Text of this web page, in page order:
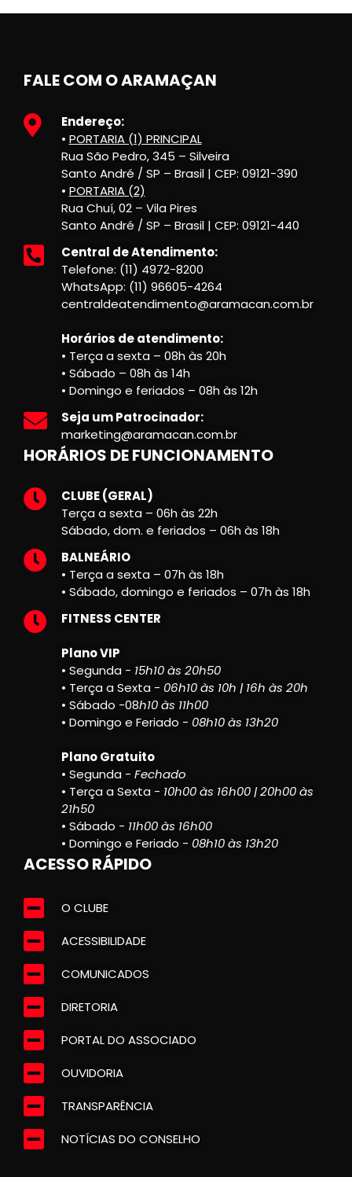
FALE COM O ARAMAÇAN
Endereço:
• PORTARIA (1) PRINCIPAL
Rua São Pedro, 345 – Silveira
Santo André / SP – Brasil | CEP: 09121-390
• PORTARIA (2)
Rua Chuí, 02 – Vila Pires
Santo André / SP – Brasil | CEP: 09121-440
Central de Atendimento:
Telefone: (11) 4972-8200
WhatsApp: (11) 96605-4264
centraldeatendimento@aramacan.com.br
Horários de atendimento:
• Terça a sexta – 08h às 20h
• Sábado – 08h às 14h
• Domingo e feriados – 08h às 12h
Seja um Patrocinador:
marketing@aramacan.com.br
HORÁRIOS DE FUNCIONAMENTO
CLUBE (GERAL)
Terça a sexta – 06h às 22h
Sábado, dom. e feriados – 06h às 18h
BALNEÁRIO
• Terça a sexta – 07h às 18h
• Sábado, domingo e feriados – 07h às 18h
FITNESS CENTER
Plano VIP
• Segunda - 15h10 às 20h50
• Terça a Sexta - 06h10 às 10h | 16h às 20h
• Sábado -08h10 às 11h00
• Domingo e Feriado - 08h10 às 13h20
Plano Gratuito
• Segunda - Fechado
• Terça a Sexta - 10h00 às 16h00 | 20h00 às
21h50
• Sábado - 11h00 às 16h00
• Domingo e Feriado - 08h10 às 13h20
ACESSO RÁPIDO
O CLUBE
ACESSIBILIDADE
COMUNICADOS
DIRETORIA
PORTAL DO ASSOCIADO
OUVIDORIA
TRANSPARÊNCIA
NOTÍCIAS DO CONSELHO